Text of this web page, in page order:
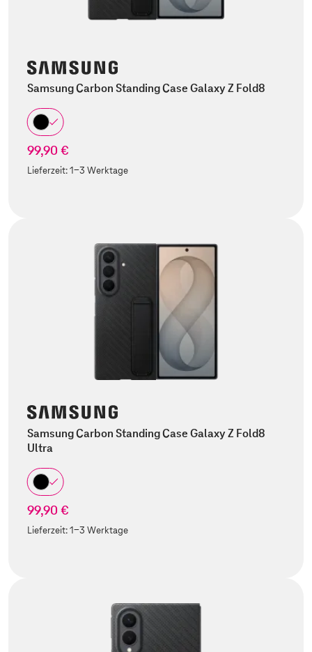
Samsung Carbon Standing Case Galaxy Z Fold8
99,90 €
Lieferzeit:1-3 Werktage
Samsung Carbon Standing Case Galaxy Z Fold8
Ultra
99,90 €
Lieferzeit:1-3 Werktage